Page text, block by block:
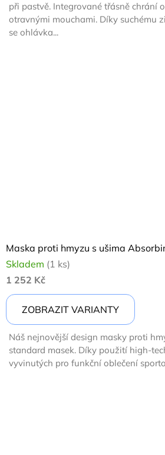
při pastvě. Integrované třásně chrání
otravnými mouchami. Díky suchému
se ohlávka...
Maska proti hmyzu s ušima
Skladem (1 ks)
1 252 Kč
ZOBRAZIT VARIANTY
Náš nejnovější design masky proti
standard masek. Díky použití high-
vyvinutých pro funkční oblečení